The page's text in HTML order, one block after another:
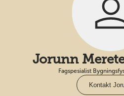
Jorunn
Fagspesialist
Kontakt